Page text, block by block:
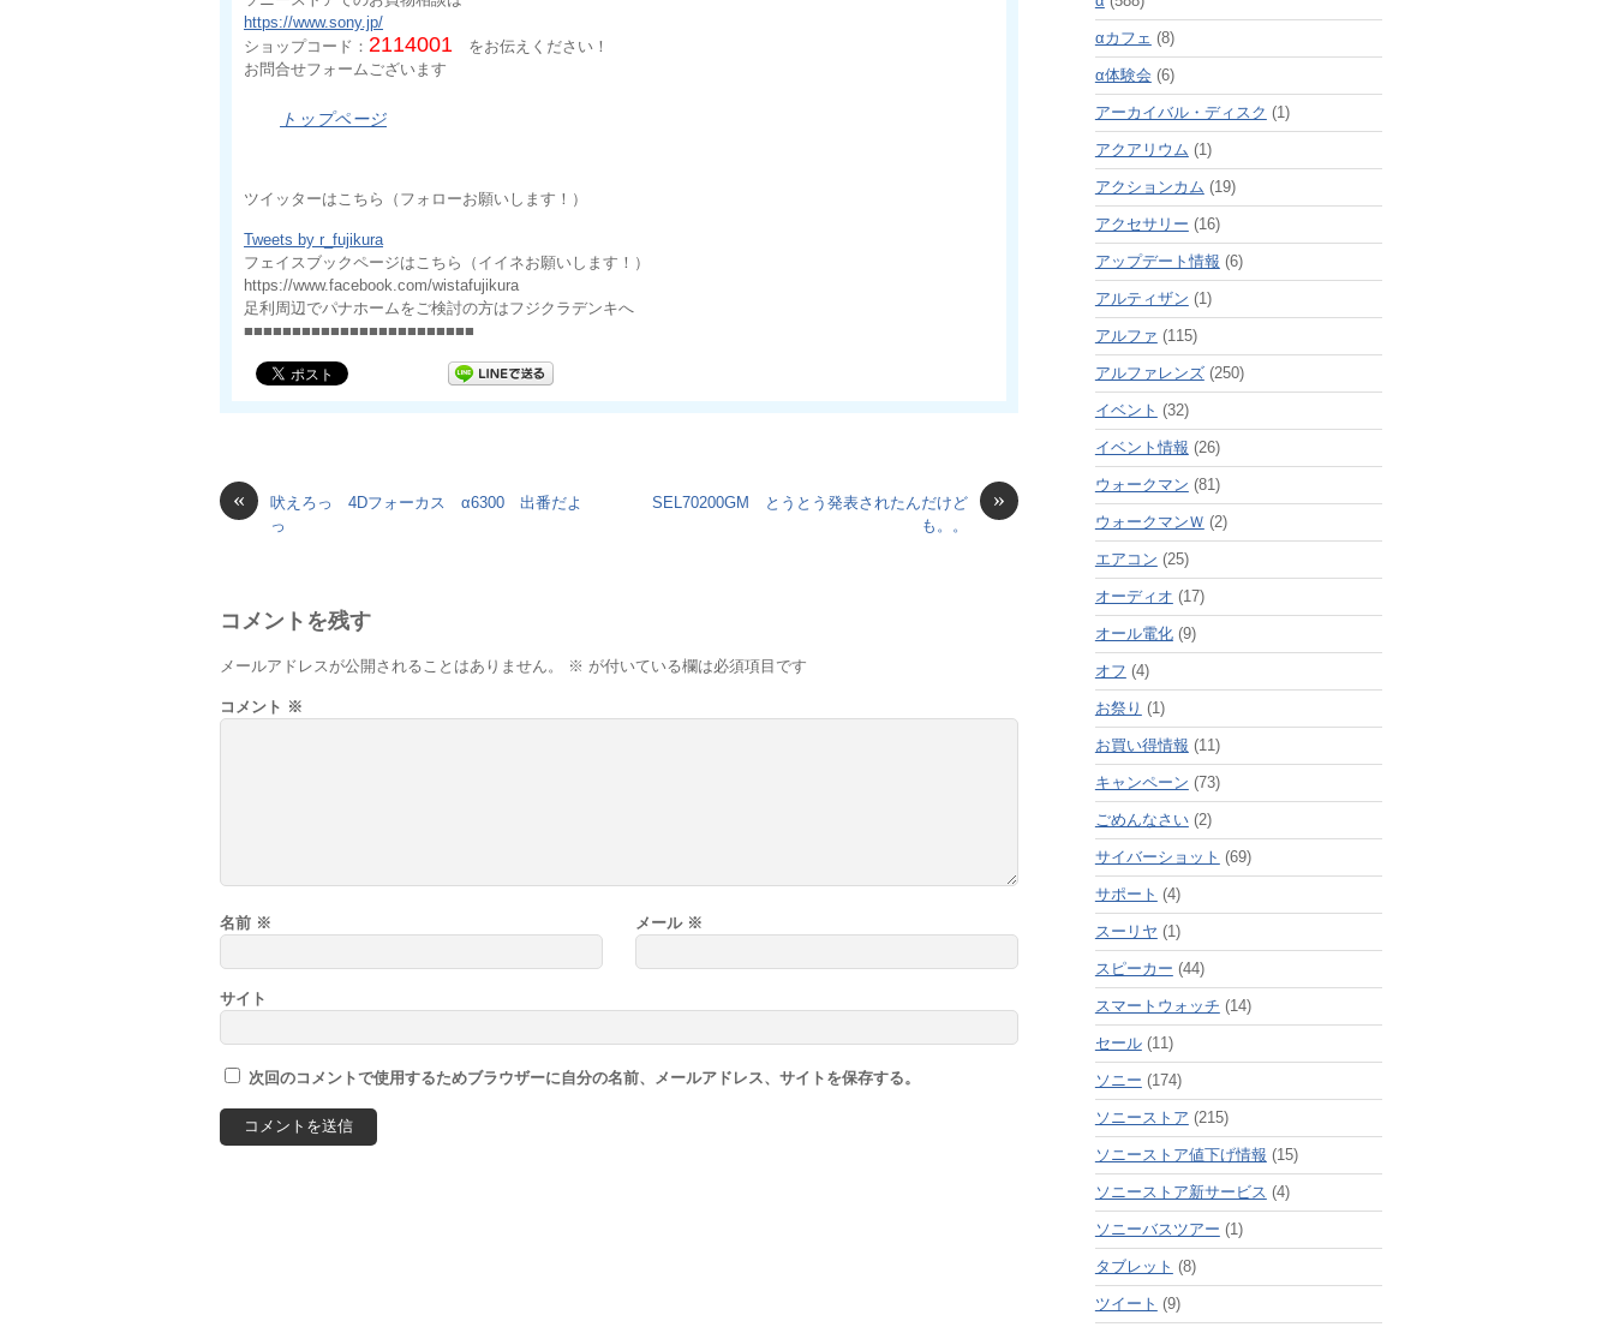
https://www.sony.jp/
ショップコード： 2114001 をお伝えください！
お問合せフォームございます
トップページ
ツイッターはこちら（フォローお願いします！）
Tweets by r_fujikura
フェイスブックページはこちら（イイネお願いします！）
https://www.facebook.com/wistafujikura
足利周辺でパナホームをご検討の方はフジクラデンキへ
■■■■■■■■■■■■■■■■■■■■■■■■
«
吠えろっ 4Dフォーカス α6300 出番だよ
っ
»
SEL70200GM とうとう発表されたんだけど
も。。
コメントを残す
メールアドレスが公開されることはありません。 ※ が付いている欄は必須項目です
コメント ※
名前 ※ メール ※
サイト
次回のコメントで使用するためブラウザーに自分の名前、メールアドレス、サイトを保存する。
αカフェ (8)
α体験会 (6)
アーカイバル・ディスク (1)
アクアリウム (1)
アクションカム (19)
アクセサリー (16)
アップデート情報 (6)
アルティザン (1)
アルファ (115)
アルファレンズ(250)
イベント (32)
イベント情報 (26)
ウォークマン (81)
ウォークマンＷ (2)
エアコン (25)
オーディオ (17)
オール電化(9)
オフ (4)
お祭り (1)
お買い得情報 (11)
キャンペーン (73)
ごめんなさい(2)
サイバーショット (69)
サポート (4)
スーリヤ (1)
スピーカー (44)
スマートウォッチ (14)
セール(11)
ソニー (174)
ソニーストア (215)
ソニーストア値下げ情報 (15)
ソニーストア新サービス (4)
ソニーバスツアー (1)
タブレット (8)
ツイート (9)